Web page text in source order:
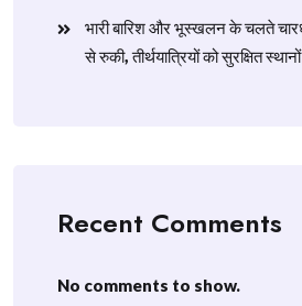
​भारी बारिश और भूस्खलन के चलते
से रुकी, तीर्थयात्रियों को सुरक्षित
Recent Comments
No comments to show.